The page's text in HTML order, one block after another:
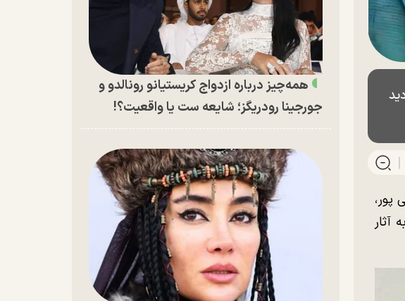
پور،
آثار
همه‌چیز درباره ازدواج کریستیانو رونالدو و
جورجینا رودریگز؛ شایعه ست یا واقعیت؟!